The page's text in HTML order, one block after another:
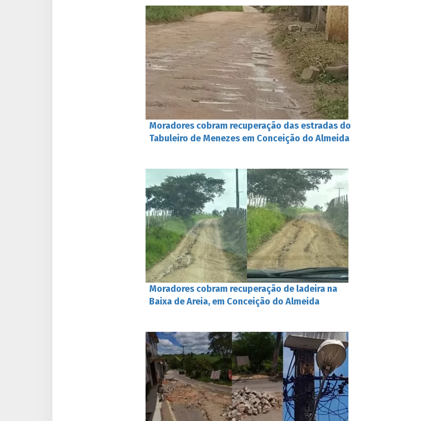
Moradores cobram recuperação das estradas do
Tabuleiro de Menezes em Conceição do Almeida
Moradores cobram recuperação de ladeira na
Baixa de Areia, em Conceição do Almeida